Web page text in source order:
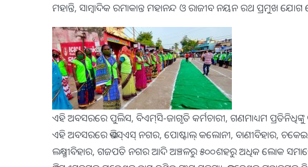
ମହାନ୍ତି, ସାମ୍ବାଦିକ ରମାକାନ୍ତ ମହାନନ୍ଦ ଓ ରାଜୀବ ନୟନ ରଥ ପ୍ରମୁଖ
ଏହି ଅବସରରେ ପୁଲିସ, ବିଏମ୍‍ସି-ଜାଗୃତି କର୍ମଚାରୀ, ଗଣମାଧ୍ୟମ ପ୍ରତିନିଧିଙ୍କୁ
ଏହି ଅବସରରେ ଭିଏସ୍‍ଏସ୍‍ ନଗର, ପୋଷ୍ଟାଲ୍‍ କଲୋନୀ, ବାଣୀବିହାର,
ଲକ୍ଷ୍ମୀବିହାର, ଗଜପତି ନଗର ଆଦି ଅଞ୍ଚଳରୁ ୫୦୦ଶହରୁ ଅଧିକ ଲୋକ